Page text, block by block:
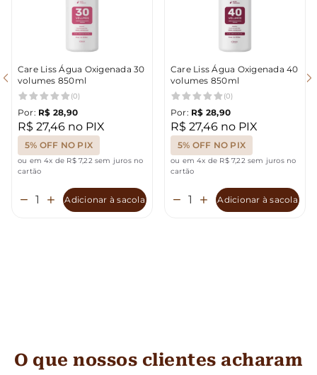
Care Liss Água Oxigenada 30
volumes 850ml
(0)
Por: R$ 28,90
R$ 27,46 no PIX
5% OFF NO PIX
ou em 4x de R$ 7,22 sem juros no
cartão
Adicionar à sacola
Care Liss Água Oxigenada 40
volumes 850ml
(0)
Por: R$ 28,90
R$ 27,46 no PIX
5% OFF NO PIX
ou em 4x de R$ 7,22 sem juros no
cartão
Adicionar à sacola
O que nossos clientes acharam